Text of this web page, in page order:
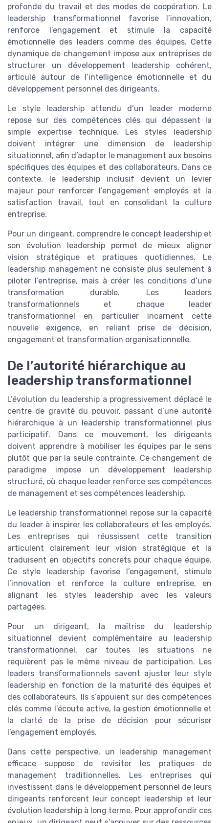
profonde du travail et des modes de coopération. Le
leadership transformationnel favorise l’innovation,
renforce l’engagement et stimule la capacité
émotionnelle des leaders comme des équipes. Cette
dynamique de changement impose aux entreprises de
structurer un développement leadership cohérent,
articulé autour de l’intelligence émotionnelle et du
développement personnel des dirigeants.
Le style leadership attendu d’un leader moderne
repose sur des compétences clés qui dépassent la
simple expertise technique. Les styles leadership
doivent intégrer une dimension de leadership
situationnel, afin d’adapter le management aux besoins
spécifiques des équipes et des collaborateurs. Dans ce
contexte, le leadership inclusif devient un levier
majeur pour renforcer l’engagement employés et la
satisfaction travail, tout en consolidant la culture
entreprise.
Pour un dirigeant, comprendre le concept leadership et
son évolution leadership permet de mieux aligner
vision stratégique et pratiques quotidiennes. Le
leadership management ne consiste plus seulement à
piloter l’entreprise, mais à créer les conditions d’une
transformation durable. Les leaders
transformationnels et chaque leader
transformationnel en particulier incarnent cette
nouvelle exigence, en reliant prise de décision,
engagement et transformation organisationnelle.
De l’autorité hiérarchique au
leadership transformationnel
L’évolution du leadership a progressivement déplacé le
centre de gravité du pouvoir, passant d’une autorité
hiérarchique à un leadership transformationnel plus
participatif. Dans ce mouvement, les dirigeants
doivent apprendre à mobiliser les équipes par le sens
plutôt que par la seule contrainte. Ce changement de
paradigme impose un développement leadership
structuré, où chaque leader renforce ses compétences
de management et ses compétences leadership.
Le leadership transformationnel repose sur la capacité
du leader à inspirer les collaborateurs et les employés.
Les entreprises qui réussissent cette transition
articulent clairement leur vision stratégique et la
traduisent en objectifs concrets pour chaque équipe.
Ce style leadership favorise l’engagement, stimule
l’innovation et renforce la culture entreprise, en
alignant les styles leadership avec les valeurs
partagées.
Pour un dirigeant, la maîtrise du leadership
situationnel devient complémentaire au leadership
transformationnel, car toutes les situations ne
requièrent pas le même niveau de participation. Les
leaders transformationnels savent ajuster leur style
leadership en fonction de la maturité des équipes et
des collaborateurs. Ils s’appuient sur des compétences
clés comme l’écoute active, la gestion émotionnelle et
la clarté de la prise de décision pour sécuriser
l’engagement employés.
Dans cette perspective, un leadership management
efficace suppose de revisiter les pratiques de
management traditionnelles. Les entreprises qui
investissent dans le développement personnel de leurs
dirigeants renforcent leur concept leadership et leur
évolution leadership à long terme. Pour approfondir ces